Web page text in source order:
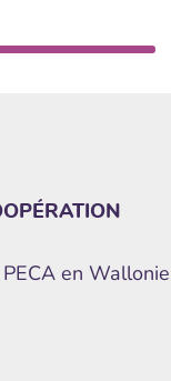
en Wallonie